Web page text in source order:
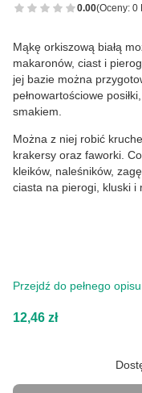
0.00(Oceny: 0
Mąkę orkiszową białą
makaronów, ciast i
jej bazie można
pełnowartościowe
smakiem.
Można z niej robić
krakersy oraz faworki.
kleików, naleśników,
ciasta na pierogi, kluski i
Przejdź do pełnego opisu
Cena
12,46 zł